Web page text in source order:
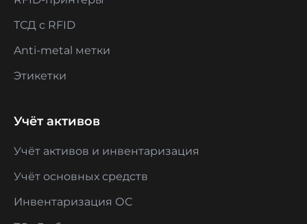
ТСД с RFID
Anti-metal метки
Этикетки
Учёт активов
Учёт активов и инвентаризация
Учёт основных средств
Инвентаризация ОС